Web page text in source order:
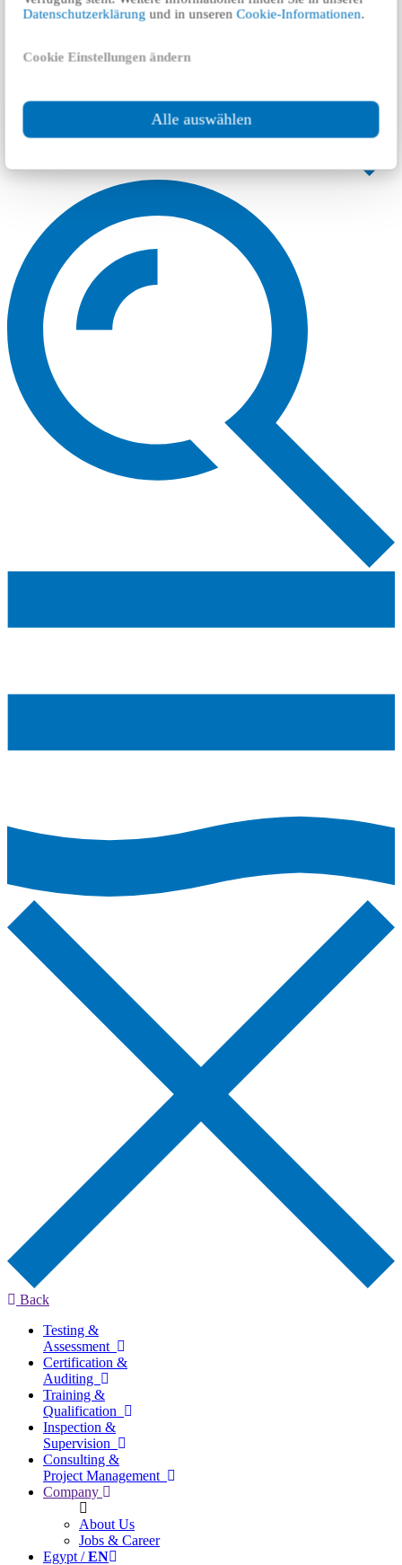
Datenschutzerklärung und in unserenCookie-Informationen.
Cookie Einstellungen ändern
Alle auswählen
Back
Testing &
Assessment
Certification &
Auditing
Training &
Qualification
Inspection &
Supervision
Consulting &
Project Management
Company
About Us
Jobs & Career
Egypt /EN